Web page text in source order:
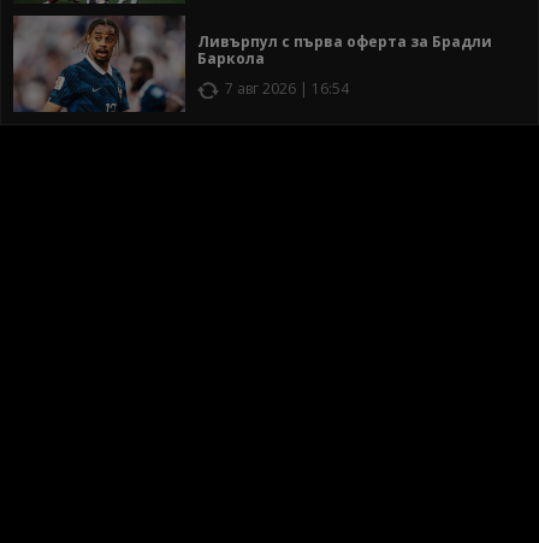
Ливърпул с първа оферта за Брадли
Баркола
7 авг 2026 | 16:54